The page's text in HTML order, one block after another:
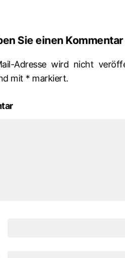
Sie einen Kommentar
Adresse wird nicht
mit * markiert.